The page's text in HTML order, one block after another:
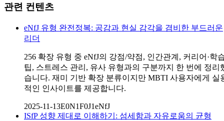
관련 컨텐츠
eNfJ 유형 완전정복: 공감과 현실 감각을 겸비한 부드러운
리더
256 확장 유형 중 eNfJ의 강점/약점, 인간관계, 커리어·학
팁, 스트레스 관리, 유사 유형과의 구분까지 한 번에 정리
습니다. 재미 기반 확장 분류이지만 MBTI 사용자에게 실
적인 인사이트를 제공합니다.
2025-11-13E0N1F0J1eNfJ
ISfP 성향 제대로 이해하기: 섬세함과 자유로움의 균형